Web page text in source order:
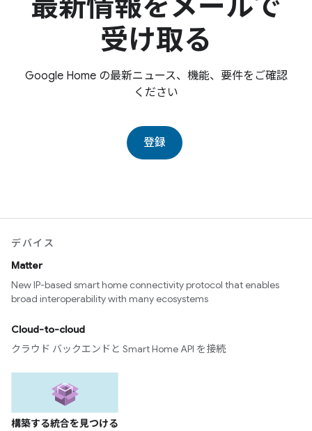
受け取る
Google Home の最新ニュース、機能、要件をご確認
ください
登録
デバイス
Matter
New IP-based smart home connectivity protocol that enables
broad interoperability with many ecosystems
Cloud-to-cloud
クラウド バックエンドと Smart Home API を接続
構築する統合を見つける